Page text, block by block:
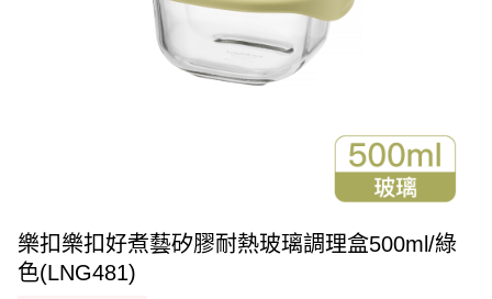
樂扣樂扣好煮藝矽膠耐熱玻璃調理盒500ml/綠
色(LNG481)